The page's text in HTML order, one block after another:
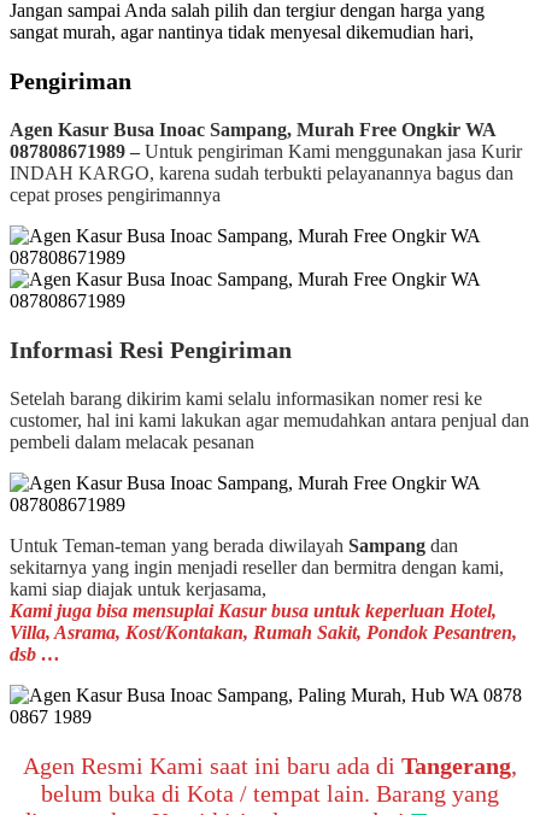
Jangan sampai Anda salah pilih dan tergiur dengan harga yang
sangat murah, agar nantinya tidak menyesal dikemudian hari,
Pengiriman
Agen Kasur Busa Inoac Sampang, Murah Free Ongkir WA
087808671989 – Untuk pengiriman Kami menggunakan jasa Kurir
INDAH KARGO, karena sudah terbukti pelayanannya bagus dan
cepat proses pengirimannya
Informasi Resi Pengiriman
Setelah barang dikirim kami selalu informasikan nomer resi ke
customer, hal ini kami lakukan agar memudahkan antara penjual dan
pembeli dalam melacak pesanan
Untuk Teman-teman yang berada diwilayah Sampang dan
sekitarnya yang ingin menjadi reseller dan bermitra dengan kami,
kami siap diajak untuk kerjasama,
Kami juga bisa mensuplai Kasur busa untuk keperluan Hotel,
Villa, Asrama, Kost/Kontakan, Rumah Sakit, Pondok Pesantren,
dsb …
Agen Resmi Kami saat ini baru ada di Tangerang,
belum buka di Kota / tempat lain. Barang yang